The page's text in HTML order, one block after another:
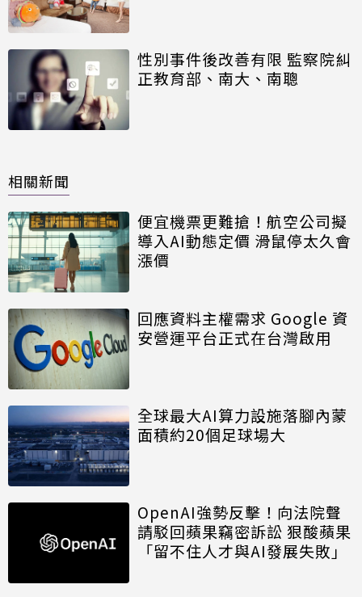
性別事件後改善有限 監察院糾
正教育部、南大、南聰
相關新聞
便宜機票更難搶！航空公司擬
導入AI動態定價 滑鼠停太久會
漲價
回應資料主權需求 Google 資
安營運平台正式在台灣啟用
全球最大AI算力設施落腳內蒙
面積約20個足球場大
OpenAI強勢反擊！向法院聲
請駁回蘋果竊密訴訟 狠酸蘋果
「留不住人才與AI發展失敗」